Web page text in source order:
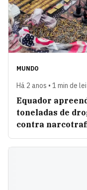
MUNDO
Há 2 anos • 1 min de
Equador
toneladas de
contra